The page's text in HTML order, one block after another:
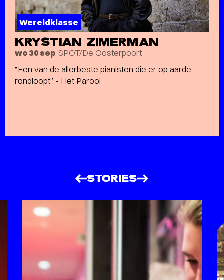
Wereldklasse
KRYSTIAN ZIMERMAN
wo 30 sep SPOT/De Oosterpoort
“Een van de allerbeste pianisten die er op aarde
rondloopt” - Het Parool
STORIES